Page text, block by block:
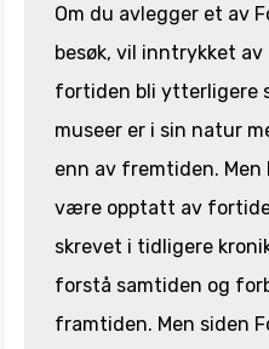
Om du avlegger et av
besøk, vil inntrykket
fortiden bli ytterligere
museer er i sin natur
enn av fremtiden. Men
være opptatt av
skrevet i tidligere
forstå samtiden og
framtiden. Men siden